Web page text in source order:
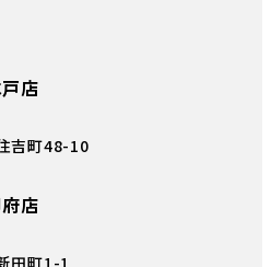
店
吉町48-10
店